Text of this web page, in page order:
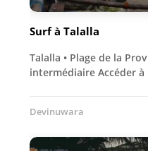
Surf à Talalla
Talalla • Plage de la
intermédiaire Accéder
Devinuwara